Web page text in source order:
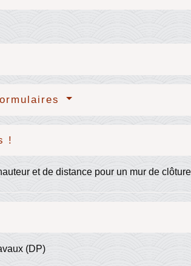
!
et de distance pour un mur de
(DP)